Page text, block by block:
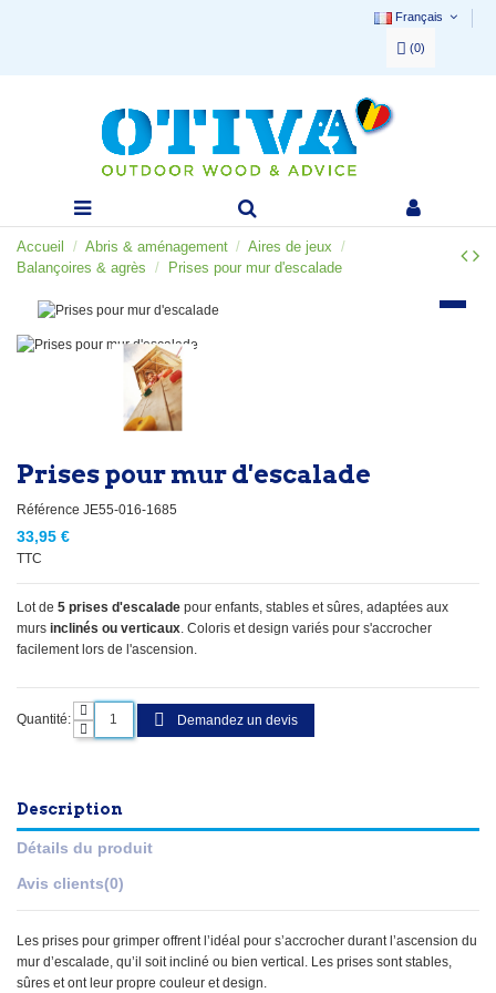
Français
(0)
Accueil Abris & aménagement
Aires de jeux
Balançoires & agrès
Prises pour mur d'escalade
Prises pour mur d'escalade
Référence JE55-016-1685
33,95 €
TTC
Lot de 5 prises d'escalade pour enfants, stables et sûres, adaptées aux
murs inclinés ou verticaux. Coloris et design variés pour s'accrocher
facilement lors de l'ascension.
Quantité: Demandez un devis
Description
Détails du produit
Avis clients(0)
Les prises pour grimper offrent l’idéal pour s’accrocher durant l’ascension du
mur d’escalade, qu’il soit incliné ou bien vertical. Les prises sont stables,
sûres et ont leur propre couleur et design.